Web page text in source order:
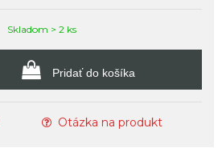
Skladom > 2 ks
Pridať do košíka
Otázka na produkt